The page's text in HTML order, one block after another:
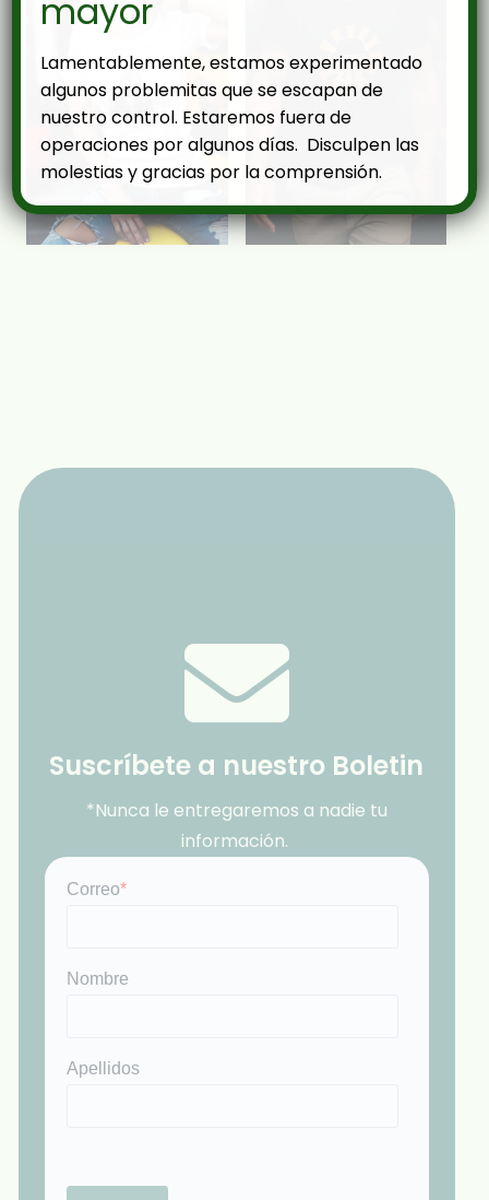
Suscríbete a nuestro Boletin
*Nunca le entregaremos a nadie tu
información.
mayor
Lamentablemente, estamos experimentado
algunos problemitas que se escapan de
nuestro control. Estaremos fuera de
operaciones por algunos días. Disculpen las
molestias y gracias por la comprensión.